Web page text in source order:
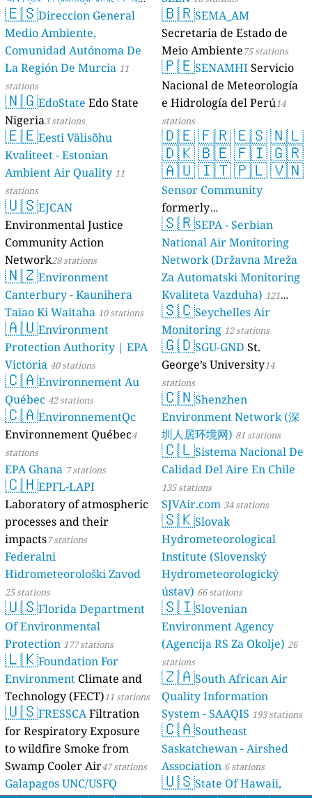
17 stations
🇪🇸Direccion General
Medio Ambiente,
Comunidad Autónoma De
La Región De Murcia 11
stations
🇳🇬EdoState Edo State
Nigeria3 stations
🇪🇪Eesti Välisõhu
Kvaliteet - Estonian
Ambient Air Quality 11
stations
🇺🇸EJCAN
Environmental Justice
Community Action
Network28 stations
🇳🇿Environment
Canterbury - Kaunihera
Taiao Ki Waitaha 10 stations
🇦🇺Environment
Protection Authority | EPA
Victoria 40 stations
🇨🇦Environnement Au
Québec 42 stations
🇨🇦EnvironnementQc
Environnement Québec4
stations
EPA Ghana 7 stations
🇨🇭EPFL-LAPI
Laboratory of atmospheric
processes and their
impacts7 stations
Federalni
Hidrometeorološki Zavod
25 stations
🇺🇸Florida Department
Of Environmental
Protection 177 stations
🇱🇰Foundation For
Environment Climate and
Technology (FECT)11 stations
🇺🇸FRESSCAFiltration
for Respiratory Exposure
to wildfire Smoke from
Swamp Cooler Air47 stations
Galapagos UNC/USFQ
🇧🇷SEMA_AM
Secretaria de Estado de
Meio Ambiente75 stations
🇵🇪SENAMHIServicio
Nacional de Meteorología
e Hidrología del Perú14
stations
🇩🇪🇫🇷🇪🇸🇳🇱
🇩🇰🇧🇪🇫🇮🇬🇷
🇦🇺🇮🇹🇵🇱🇻🇳
Sensor Community
formerly
luftdaten.info35809 stations
🇸🇷SEPA - Serbian
National Air Monitoring
Network (Državna Mreža
Za Automatski Monitoring
Kvaliteta Vazduha) 121
stations
🇸🇨Seychelles Air
Monitoring 12 stations
🇬🇩SGU-GND St.
George’s University14
stations
🇨🇳Shenzhen
Environment Network (深
圳人居环境网) 81 stations
🇨🇱Sistema Nacional De
Calidad Del Aire En Chile
135 stations
SJVAir.com 34 stations
🇸🇰Slovak
Hydrometeorological
Institute (Slovenský
Hydrometeorologický
ústav) 66 stations
🇸🇮Slovenian
Environment Agency
(Agencija RS Za Okolje) 26
stations
🇿🇦South African Air
Quality Information
System - SAAQIS 193 stations
🇨🇦Southeast
Saskatchewan - Airshed
Association 6 stations
🇺🇸State Of Hawaii,